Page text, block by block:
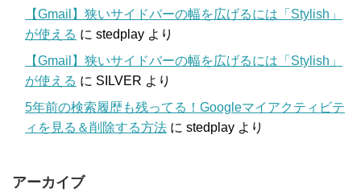
【Gmail】狭いサイドバーの幅を広げるには「Stylish」
が使える に stedplay より
【Gmail】狭いサイドバーの幅を広げるには「Stylish」
が使える に SILVER より
5年前の検索履歴も残ってる！Googleマイアクティビテ
ィを見る＆削除する方法 に stedplay より
アーカイブ